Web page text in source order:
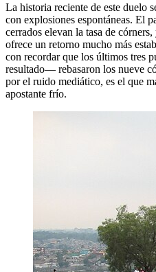
La historia reciente de este duelo
con explosiones espontáneas. El
cerrados elevan la tasa de
ofrece un retorno mucho más
con recordar que los últimos tres
resultado— rebasaron los nueve
por el ruido mediático, es el que
apostante frío.